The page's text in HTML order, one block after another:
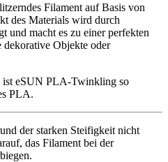
Filament auf Basis von
des Materials wird durch
und macht es zu einer perfekten
Objekte oder
ist eSUN PLA-Twinkling so
PLA.
der starken Steifigkeit nicht
das Filament bei der